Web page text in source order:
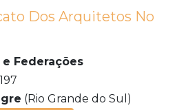
Dos Arquitetos No
Federações
(Rio Grande do Sul)